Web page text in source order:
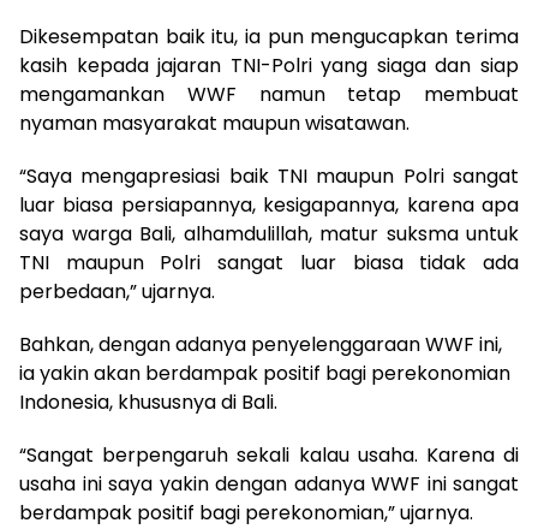
Dikesempatan baik itu, ia pun mengucapkan terima
kasih kepada jajaran TNI-Polri yang siaga dan siap
mengamankan WWF namun tetap membuat
nyaman masyarakat maupun wisatawan.
“Saya mengapresiasi baik TNI maupun Polri sangat
luar biasa persiapannya, kesigapannya, karena apa
saya warga Bali, alhamdulillah, matur suksma untuk
TNI maupun Polri sangat luar biasa tidak ada
perbedaan,” ujarnya.
Bahkan, dengan adanya penyelenggaraan WWF ini,
ia yakin akan berdampak positif bagi perekonomian
Indonesia, khususnya di Bali.
“Sangat berpengaruh sekali kalau usaha. Karena di
usaha ini saya yakin dengan adanya WWF ini sangat
berdampak positif bagi perekonomian,” ujarnya.